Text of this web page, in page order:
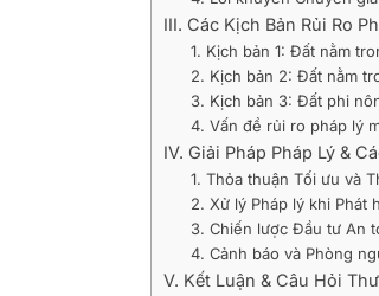
III. Các Kịch Bản Rủi Ro
1. Kịch bản 1: Đất nằm
2. Kịch bản 2: Đất nằm
3. Kịch bản 3: Đất phi
4. Vấn đề rủi ro pháp lý
IV. Giải Pháp Pháp Lý &
1. Thỏa thuận Tối ưu và
2. Xử lý Pháp lý khi Phát
3. Chiến lược Đầu tư An
4. Cảnh báo và Phòng
V. Kết Luận & Câu Hỏi